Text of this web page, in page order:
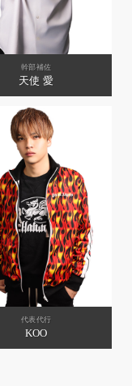
幹部補佐
天使 愛
代表代行
KOO